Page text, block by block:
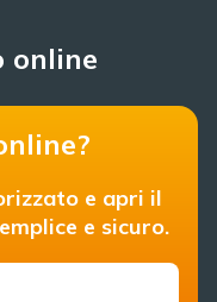
online
e apri il
e sicuro.